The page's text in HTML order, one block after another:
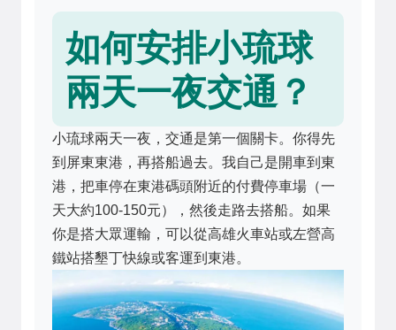
如何安排小琉球
兩天一夜交通？
小琉球兩天一夜，交通是第一個關卡。你得先
到屏東東港，再搭船過去。我自己是開車到東
港，把車停在東港碼頭附近的付費停車場（一
天大約100-150元），然後走路去搭船。如果
你是搭大眾運輸，可以從高雄火車站或左營高
鐵站搭墾丁快線或客運到東港。